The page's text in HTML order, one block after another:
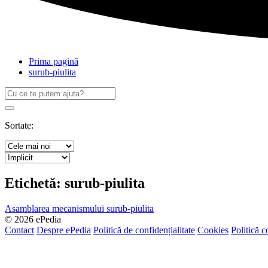
Prima pagină
surub-piulita
Caută
după:
Search
Sortate:
Etichetă: surub-piulita
Asamblarea mecanismului surub-piulita
© 2026 ePedia
Contact Despre ePedia Politică de confidențialitate Cookies Politică